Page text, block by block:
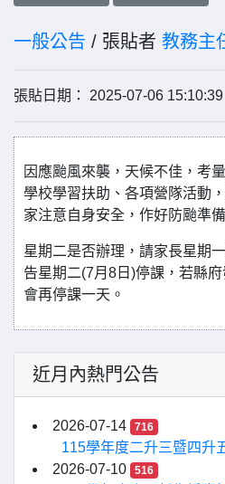
一般公告 / 張貼者 教務主
張貼日期： 2025-07-06
因應颱風來襲，天候不佳，考
學校學習扶助、各項營隊活動
家注意自身安全，作好防颱準備
星期二是否辦理，請家長星期
告星期二(7月8日)停課，若縣
會再停課一天。
近月內熱門公告
2026-07-14 716
115學年度二升三暨四升
2026-07-10
516